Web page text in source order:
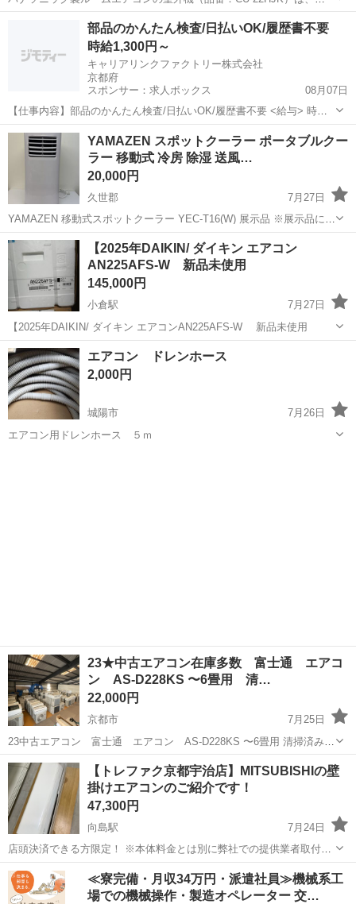
2018年に発売された主に6畳向けの「CS-22HJK」に対応する室外ユニ
ットです。詳細な情報や仕様については、パナソニック CS-22HJK 取
京都市 鞍馬口駅 季節、空調家電
部品のかんたん検査/日払いOK/履歴書不要
時給1,300円～
キャリアリンクファクトリー株式会社
京都府
スポンサー：求人ボックス
08月07日
【仕事内容】部品のかんたん検査/日払いOK/履歴書不要 <給与> 時給
1300円以上 <勤務地> 京都府 京都市南区 「社員を企業に派遣して終わ
り」ではありません/ 就業中のモチベーション維持やフォロー対応のた
めに 派遣社員の皆さ...
アルバイト・パート
YAMAZEN スポットクーラー ポータブルクー
ラー 移動式 冷房 除湿 送風…
20,000円
久世郡
7月27日
YAMAZEN 移動式スポットクーラー YEC-T16(W) 展示品 ※展示品につ
き箱なし。 目立たない程度の小傷あり。 ■商品スペック ━商品名: 移
動式スポットクーラー ━型番: YEC-T16 (...
京都 久世郡 季節、空調家電
【2025年DAIKIN/ ダイキン エアコン
AN225AFS-W 新品未使用
145,000円
小倉駅
7月27日
【2025年DAIKIN/ ダイキン エアコンAN225AFS-W 新品未使用
京都 宇治市 季節、空調家電
エアコン ドレンホース
2,000円
城陽市
7月26日
エアコン用ドレンホース ５ｍ
23★中古エアコン在庫多数 富士通 エアコ
ン AS-D228KS 〜6畳用 清…
22,000円
京都市
7月25日
23中古エアコン 富士通 エアコン AS-D228KS 〜6畳用 清掃済みで
す。 ◎動作確認済です。 内容・付属品 室内機×1台・室外機×1台・
リモコン×1個 室内機壁掛け背板 いろいろな中古エ...
京都 京都市 季節、空調家電
【トレファク京都宇治店】MITSUBISHIの壁
掛けエアコンのご紹介です！
47,300円
向島駅
7月24日
店頭決済できる方限定！ ※本体料金とは別に弊社での提供業者取付料
金がかかります。 詳しくは店頭にてご相談ください。 こちらはリサイ
クルショップ、トレファク京都宇治店からの出品です。 ●商品情報 ア
イテム名：...
京都 京都市 向島駅 季節、空調家電 トレファク
≪寮完備・月収34万円・派遣社員≫機械系工
場での機械操作・製造オペレーター 交…